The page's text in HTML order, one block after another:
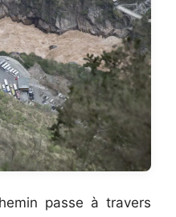
passe à travers